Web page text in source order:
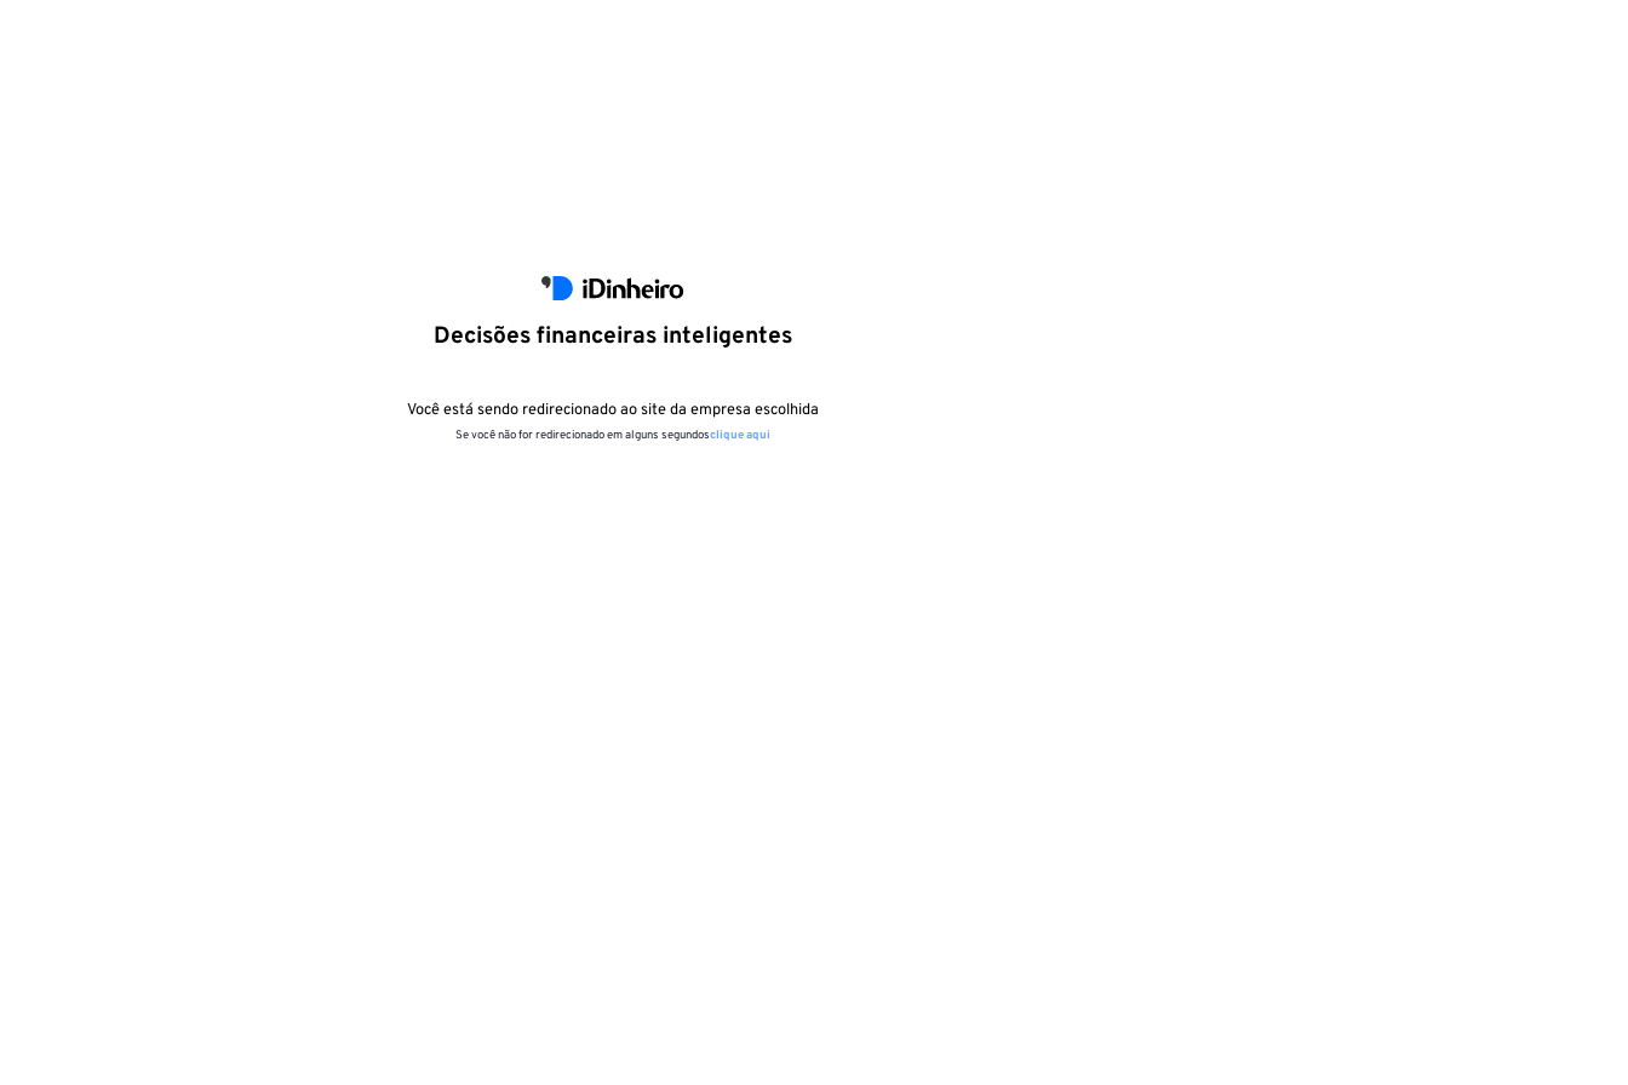
Decisões financeiras inteligentes
Você está sendo redirecionado ao site da empresa escolhida
Se você não for redirecionado em alguns segundosclique aqui